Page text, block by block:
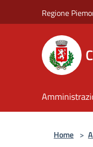
Regione
Home >